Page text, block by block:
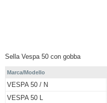
Sella Vespa 50 con gobba
Marca/Modello
VESPA 50 / N
VESPA 50 L